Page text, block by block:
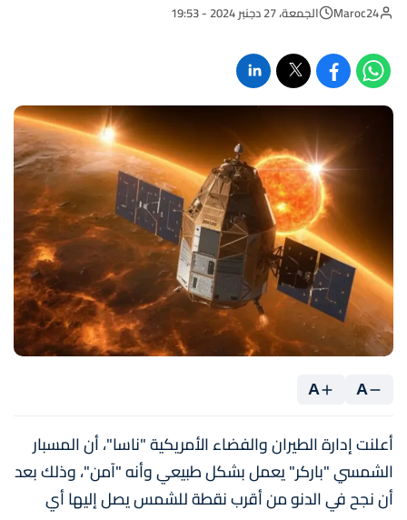
Maroc24 الجمعة، 27 دجنبر 2024 - 19:53
A
A
أعلنت إدارة الطيران والفضاء الأمريكية "ناسا"، أن المسبار
الشمسي "باركر" يعمل بشكل طبيعي وأنه "آمن"، وذلك بعد
أن نجح في الدنو من أقرب نقطة للشمس يصل إليها أي